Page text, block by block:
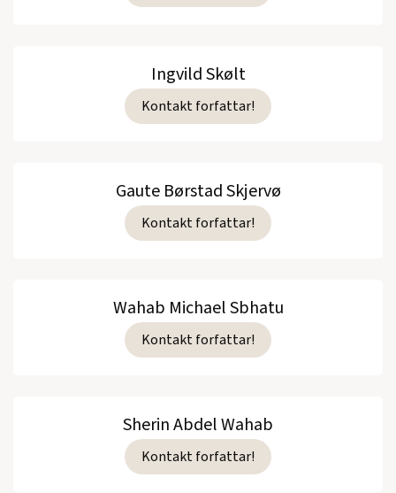
Ingvild Skølt
Kontakt forfattar!
Gaute Børstad Skjervø
Kontakt forfattar!
Wahab Michael Sbhatu
Kontakt forfattar!
Sherin Abdel Wahab
Kontakt forfattar!